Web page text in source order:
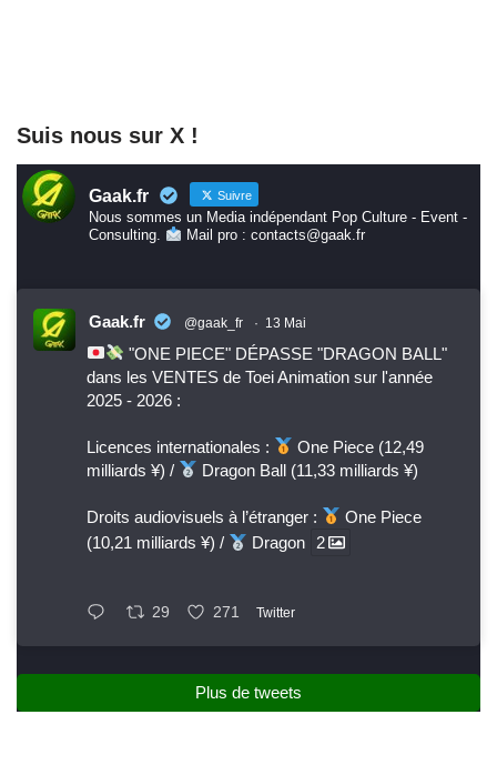
Suis nous sur X !
Gaak.fr Suivre
Nous sommes un Media indépendant Pop Culture - Event -
Consulting.
Mail pro : contacts@gaak.fr
Gaak.fr @gaak_fr · 13 Mai
"ONE PIECE" DÉPASSE "DRAGON BALL"
dans les VENTES de Toei Animation sur l'année
2025 - 2026 :
Licences internationales :
One Piece (12,49
milliards ¥) /
Dragon Ball (11,33 milliards ¥)
Droits audiovisuels à l’étranger :
One Piece
(10,21 milliards ¥) /
Dragon 2
29 271 Twitter
Plus de tweets